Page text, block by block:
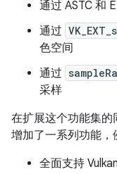
通过 ASTC 和
通过
色空间
通过
采样
在扩展这个功能集的
增加了一系列功能，
全面支持